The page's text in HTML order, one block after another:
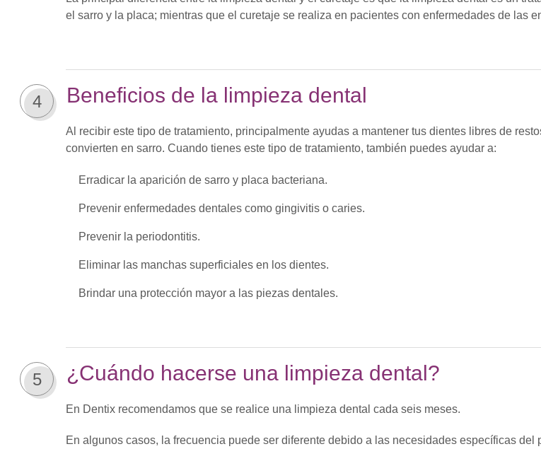
el sarro y la placa; mientras que el curetaje se realiza en pacientes con enfermedades de las
4 Beneficios de la limpieza dental
Al recibir este tipo de tratamiento, principalmente ayudas a mantener tus dientes libres de
convierten en sarro. Cuando tienes este tipo de tratamiento, también puedes ayudar a:
Erradicar la aparición de sarro y placa bacteriana.
Prevenir enfermedades dentales como gingivitis o caries.
Prevenir la periodontitis.
Eliminar las manchas superficiales en los dientes.
Brindar una protección mayor a las piezas dentales.
5 ¿Cuándo hacerse una limpieza dental?
En Dentix recomendamos que se realice una limpieza dental cada seis meses.
En algunos casos, la frecuencia puede ser diferente debido a las necesidades específicas del